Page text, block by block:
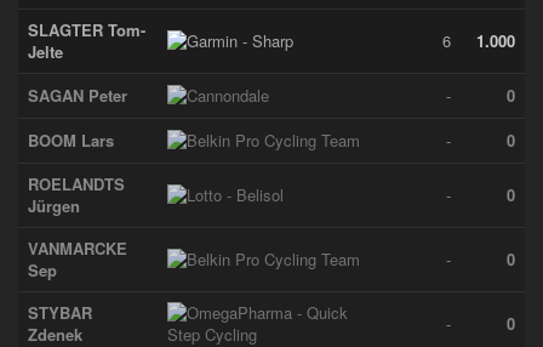
SLAGTER Tom-
Jelte
6 1.000
SAGAN Peter -
0
BOOM Lars
-
0
ROELANDTS
Jürgen
- 0
VANMARCKE
Sep
- 0
STYBAR
Zdenek
- 0